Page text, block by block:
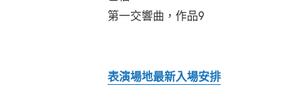
第一交響曲，作品9
表演場地最新入場安排